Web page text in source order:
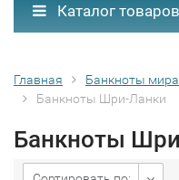
Каталог товаров
Главная Банкноты мира
Банкноты Шри-Ланки
Банкноты